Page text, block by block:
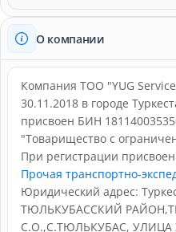
О компании
Компания ТОО "YUG
30.11.2018 в городе
присвоен БИН
"Товарищество с
При регистрации
Прочая транспортно-
Юридический адрес:
ТЮЛЬКУБАССКИЙ
С.О.,С.ТЮЛЬКУБАС,